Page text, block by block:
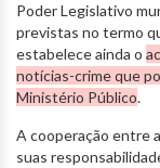
Poder Legislativo
previstas no termo
estabelece ainda o
notícias-crime que
Ministério Público.
A cooperação entre
suas